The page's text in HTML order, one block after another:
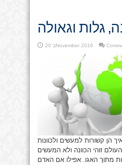
גלות וגאולה
20 בNovember 2016
הן קשורות למעשים ולכוונות
זוהי הכוונה ולא המעשים
מתוך האגו. אפילו אם האדם